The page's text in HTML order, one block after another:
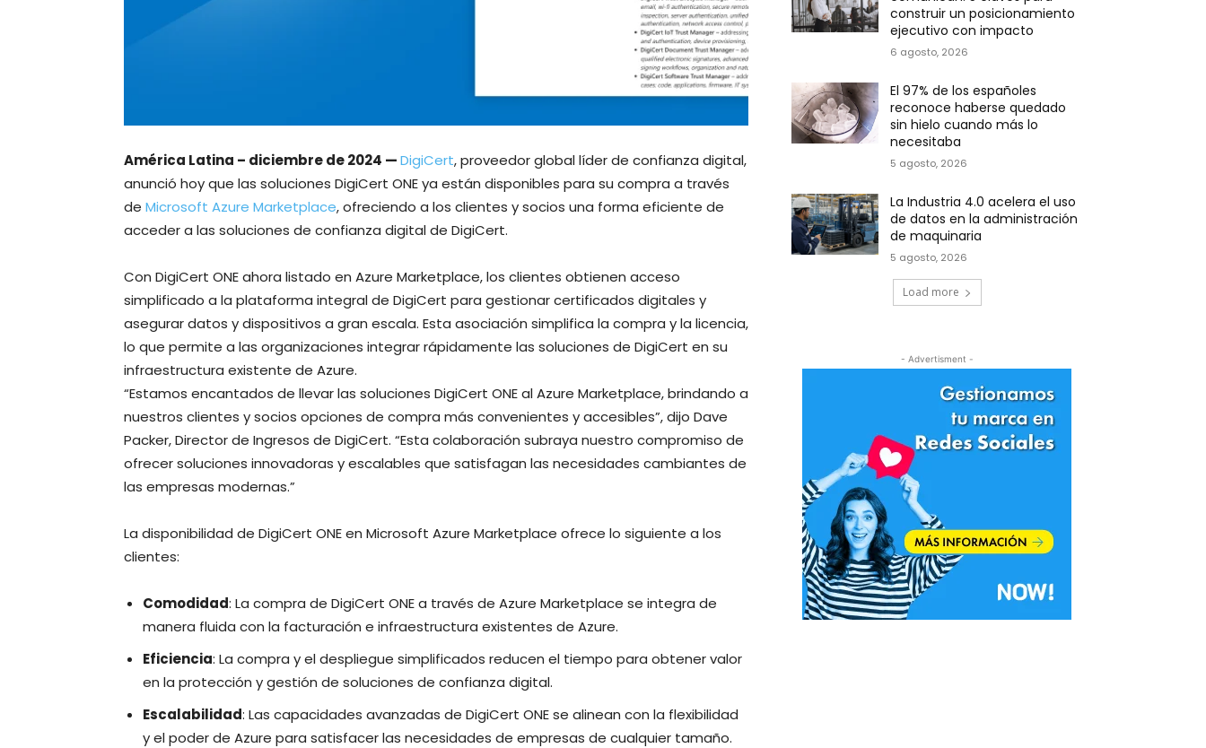
América Latina – diciembre de 2024 —DigiCert, proveedor global líder de confianza digital,
anunció hoy que las soluciones DigiCert ONE ya están disponibles para su compra a través
de Microsoft Azure Marketplace, ofreciendo a los clientes y socios una forma eficiente de
acceder a las soluciones de confianza digital de DigiCert.
Con DigiCert ONE ahora listado en Azure Marketplace, los clientes obtienen acceso
simplificado a la plataforma integral de DigiCert para gestionar certificados digitales y
asegurar datos y dispositivos a gran escala. Esta asociación simplifica la compra y la licencia,
lo que permite a las organizaciones integrar rápidamente las soluciones de DigiCert en su
infraestructura existente de Azure.
“Estamos encantados de llevar las soluciones DigiCert ONE al Azure Marketplace, brindando a
nuestros clientes y socios opciones de compra más convenientes y accesibles”, dijo Dave
Packer, Director de Ingresos de DigiCert. “Esta colaboración subraya nuestro compromiso de
ofrecer soluciones innovadoras y escalables que satisfagan las necesidades cambiantes de
las empresas modernas.”
La disponibilidad de DigiCert ONE en Microsoft Azure Marketplace ofrece lo siguiente a los
clientes:
Comodidad: La compra de DigiCert ONE a través de Azure Marketplace se integra de
manera fluida con la facturación e infraestructura existentes de Azure.
Eficiencia: La compra y el despliegue simplificados reducen el tiempo para obtener valor
en la protección y gestión de soluciones de confianza digital.
Escalabilidad: Las capacidades avanzadas de DigiCert ONE se alinean con la flexibilidad
y el poder de Azure para satisfacer las necesidades de empresas de cualquier tamaño.
construir un posicionamiento
ejecutivo con impacto
6 agosto, 2026
El 97% de los españoles
reconoce haberse quedado
sin hielo cuando más lo
necesitaba
5 agosto, 2026
La Industria 4.0 acelera el uso
de datos en la administración
de maquinaria
5 agosto, 2026
Load more
- Advertisment -